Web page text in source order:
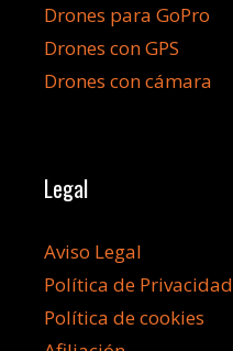
Drones para GoPro
Drones con GPS
Drones con cámara
Legal
Aviso Legal
Política de Privacidad
Política de cookies